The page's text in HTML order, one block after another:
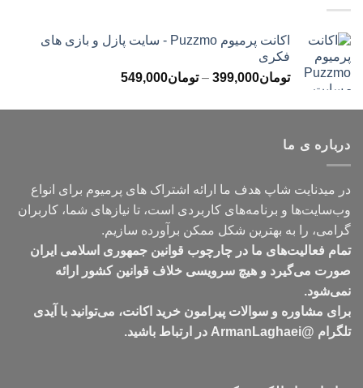
اکانت پرمیوم Puzzmo - سایت پازل و بازی های
فکری
تومان399,000
– تومان549,000محدوده
تومان399,000
درباره ی ما
در میدنایت شاپ هدف ما ارائه اشتراک های پرمیوم برای انواع
وب‌سایت‌ها و برنامه‌های کاربردی است، تا نیازهای شما، کاربران
گرامی، را به بهترین شکل ممکن برآورده سازیم.
تمام فعالیت‌های ما در چارچوب قوانین جمهوری اسلامی ایران
صورت می‌گیرد و هیچ سرویسی خلاف قوانین کشور ارائه
نمی‌شود.
برای مشاوره و سوالات پیرامون خرید اکانت، می‌توانید با آیدی
تلگرام @ArmanLaghaei در ارتباط باشید.